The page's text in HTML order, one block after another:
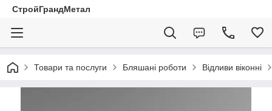
СтройГрандМетал
Товари та послуги Бляшані роботи Відливи віконні